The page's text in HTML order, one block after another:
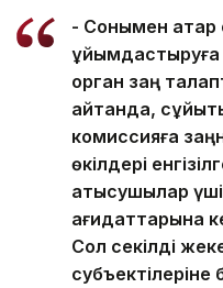
- Сонымен
орган заң
айтқанда,
комиссияға
өкілдері
қатысушылар
қағидаттарына
Сол секілді